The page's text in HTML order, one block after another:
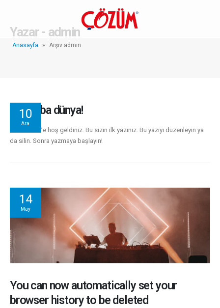
Yazar - admin
Anasayfa » Arşiv admin
10
Ara
Merhaba dünya!
WordPress’e hoş geldiniz. Bu sizin ilk yazınız. Bu yazıyı düzenleyin ya
da silin. Sonra yazmaya başlayın!
14
May
You can now automatically set your
browser history to be deleted